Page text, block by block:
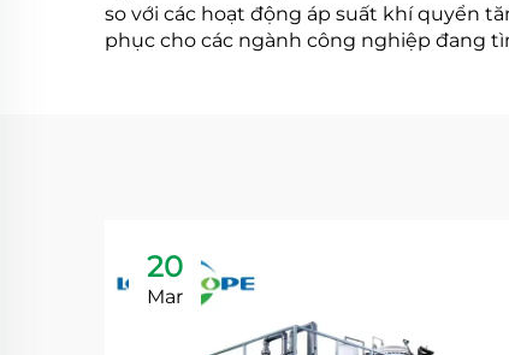
so với các hoạt động áp suất khí quyển
phục cho các ngành công nghiệp đang
20
Mar